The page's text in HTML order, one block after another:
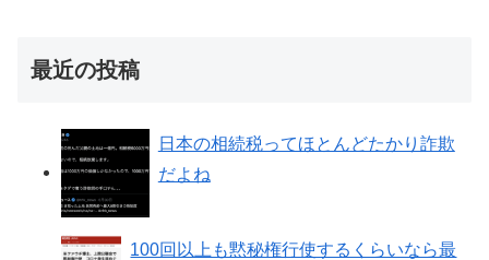
最近の投稿
日本の相続税ってほとんどたかり詐欺
だよね
100回以上も黙秘権行使するくらいなら最